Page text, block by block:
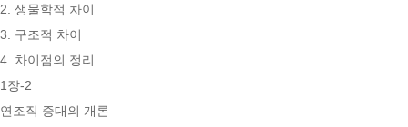
2. 생물학적 차이
3. 구조적 차이
4. 차이점의 정리
1장-2
연조직 증대의 개론